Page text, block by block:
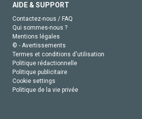
AIDE & SUPPORT
Contactez-nous / FAQ
Qui sommes-nous ?
Mentions légales
© - Avertissements
Termes et conditions d'utilisation
Politique rédactionnelle
Politique publicitaire
Cookie settings
Politique de la vie privée